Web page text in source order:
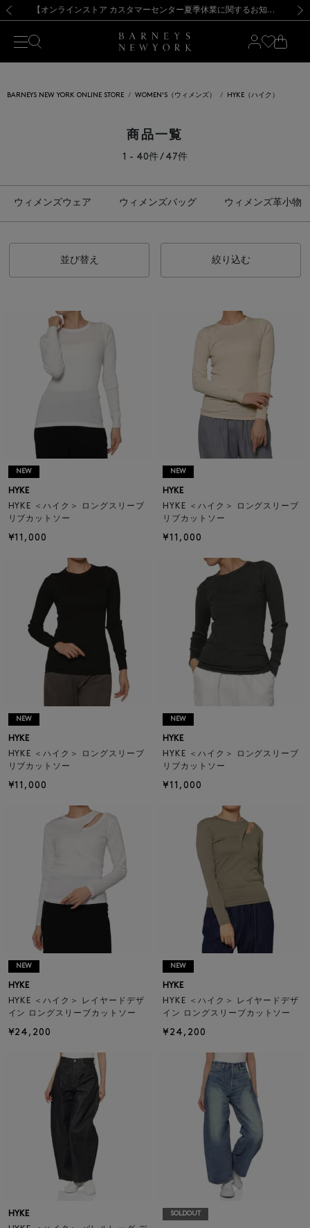
新規登録のお客様も対象！＜MY BARNEYS＞会員のお客様は11,000円（税込）以上のお買上げで常時送料無料！お買い物の際は会員登録を！
【夏季休業に伴う出荷一時停止のお知らせ】(2026.8.7) 【オンラインストア カスタマーセンター夏季休業に関するお知らせ】（2026.8.7）
【夏季休業に伴う返品・交換承り一時停止のお知らせ】（2026.8.5）
熊本県を中心とした地震の影響によるお荷物のお届けについて
【開催中】SUMMER SALEのご案内・ご注意事項 新規登録のお客様も対象！＜MY BARNEYS＞会員のお客様は11,000円（税込）以上のお買上げで常時送料無料！お買い物の際は会員登録を！
【夏季休業に伴う出荷一時停止のお知らせ】(2026.8.7)
BARNEYS NEW YORK ONLINE STORE WOMEN'S（ウィメンズ） HYKE（ハイク）
商品一覧
1 - 40件 / 47件
ウィメンズウェア ウィメンズバッグ ウィメンズ革小物
並び替え 絞り込む
NEW
HYKE
HYKE ＜ハイク＞ ロングスリーブ
リブカットソー
¥11,000
NEW
HYKE
HYKE ＜ハイク＞ ロングスリーブ
リブカットソー
¥11,000
NEW
HYKE
HYKE ＜ハイク＞ ロングスリーブ
リブカットソー
¥11,000
NEW
HYKE
HYKE ＜ハイク＞ ロングスリーブ
リブカットソー
¥11,000
NEW
HYKE
HYKE ＜ハイク＞ レイヤードデザ
イン ロングスリーブカットソー
¥24,200
NEW
HYKE
HYKE ＜ハイク＞ レイヤードデザ
イン ロングスリーブカットソー
¥24,200
HYKE
SOLDOUT